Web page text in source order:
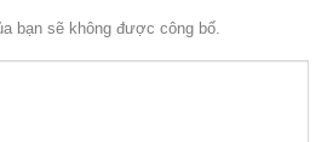
bạn sẽ không được công bố.